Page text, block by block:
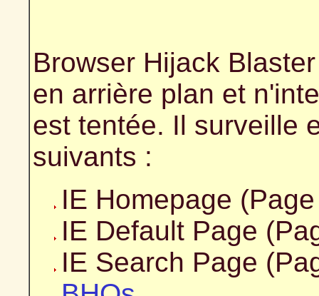
Browser Hijack
en arrière plan et
est tentée. Il surveille
suivants :
IE Homepage
IE Default Page
IE Search Page